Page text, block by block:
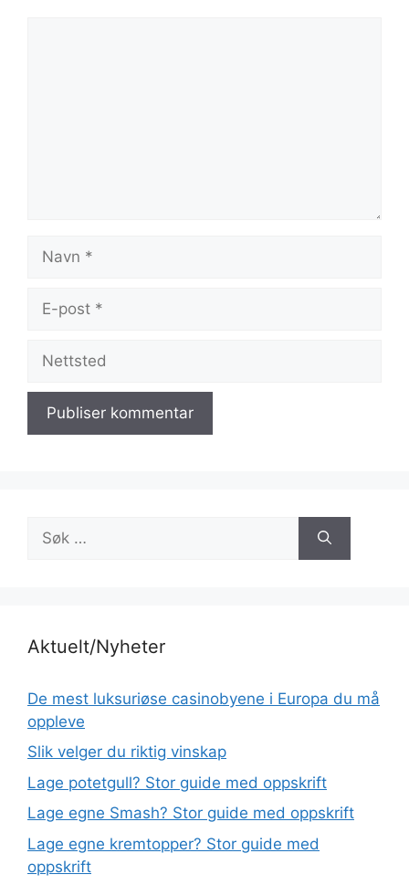
post
etter:
Aktuelt/Nyheter
De mest luksuriøse casinobyene i Europa du må
oppleve
Slik velger du riktig vinskap
Lage potetgull? Stor guide med oppskrift
Lage egne Smash? Stor guide med oppskrift
Lage egne kremtopper? Stor guide med
oppskrift